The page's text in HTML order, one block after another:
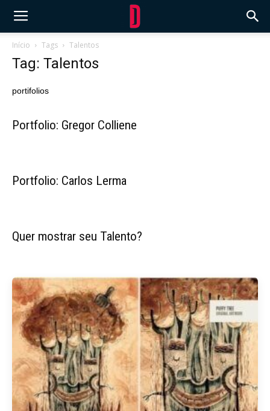
Início Tags Talentos
Tag: Talentos
portifolios
Portfolio: Gregor Colliene
Portfolio: Carlos Lerma
Quer mostrar seu Talento?